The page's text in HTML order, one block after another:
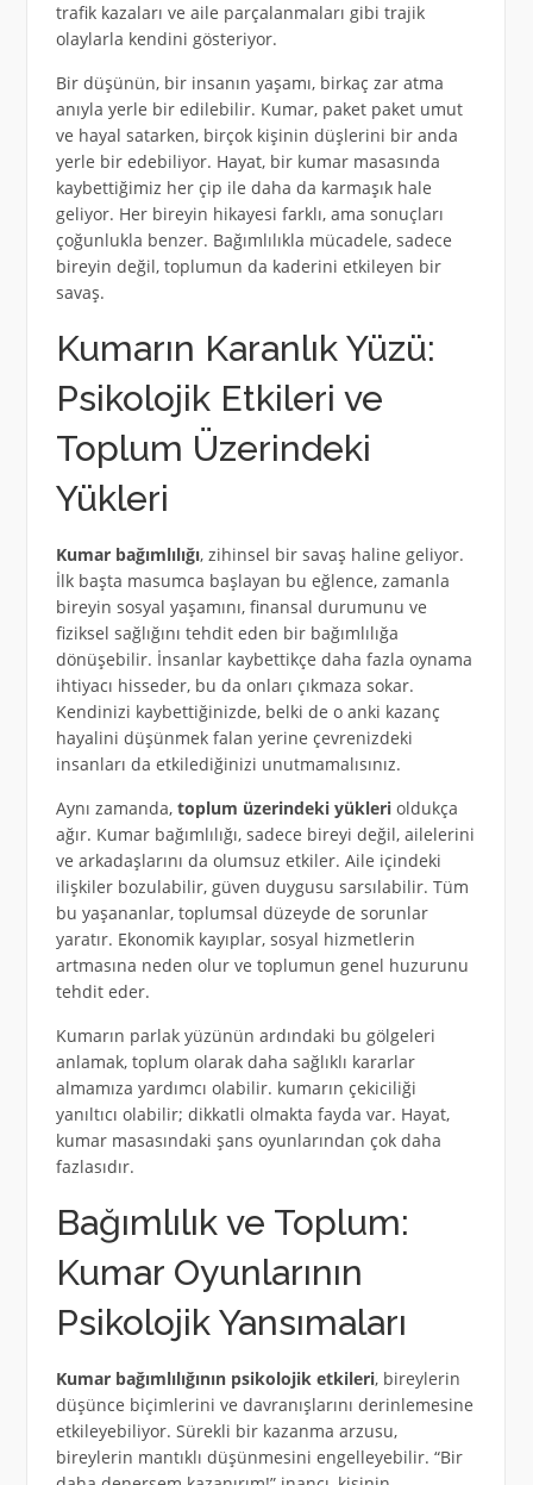
trafik kazaları ve aile parçalanmaları gibi trajik
olaylarla kendini gösteriyor.
Bir düşünün, bir insanın yaşamı, birkaç zar atma
anıyla yerle bir edilebilir. Kumar, paket paket umut
ve hayal satarken, birçok kişinin düşlerini bir anda
yerle bir edebiliyor. Hayat, bir kumar masasında
kaybettiğimiz her çip ile daha da karmaşık hale
geliyor. Her bireyin hikayesi farklı, ama sonuçları
çoğunlukla benzer. Bağımlılıkla mücadele, sadece
bireyin değil, toplumun da kaderini etkileyen bir
savaş.
Kumarın Karanlık Yüzü:
Psikolojik Etkileri ve
Toplum Üzerindeki
Yükleri
Kumar bağımlılığı, zihinsel bir savaş haline geliyor.
İlk başta masumca başlayan bu eğlence, zamanla
bireyin sosyal yaşamını, finansal durumunu ve
fiziksel sağlığını tehdit eden bir bağımlılığa
dönüşebilir. İnsanlar kaybettikçe daha fazla oynama
ihtiyacı hisseder, bu da onları çıkmaza sokar.
Kendinizi kaybettiğinizde, belki de o anki kazanç
hayalini düşünmek falan yerine çevrenizdeki
insanları da etkilediğinizi unutmamalısınız.
Aynı zamanda, toplum üzerindeki yüklerioldukça
ağır. Kumar bağımlılığı, sadece bireyi değil, ailelerini
ve arkadaşlarını da olumsuz etkiler. Aile içindeki
ilişkiler bozulabilir, güven duygusu sarsılabilir. Tüm
bu yaşananlar, toplumsal düzeyde de sorunlar
yaratır. Ekonomik kayıplar, sosyal hizmetlerin
artmasına neden olur ve toplumun genel huzurunu
tehdit eder.
Kumarın parlak yüzünün ardındaki bu gölgeleri
anlamak, toplum olarak daha sağlıklı kararlar
almamıza yardımcı olabilir. kumarın çekiciliği
yanıltıcı olabilir; dikkatli olmakta fayda var. Hayat,
kumar masasındaki şans oyunlarından çok daha
fazlasıdır.
Bağımlılık ve Toplum:
Kumar Oyunlarının
Psikolojik Yansımaları
Kumar bağımlılığının psikolojik etkileri, bireylerin
düşünce biçimlerini ve davranışlarını derinlemesine
etkileyebiliyor. Sürekli bir kazanma arzusu,
bireylerin mantıklı düşünmesini engelleyebilir. “Bir